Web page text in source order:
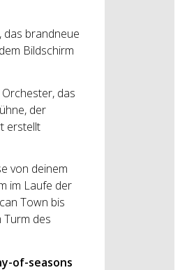
das brandneue
Bildschirm
das
der
erstellt
von deinem
im Laufe der
Town bis
Turm des
of-seasons